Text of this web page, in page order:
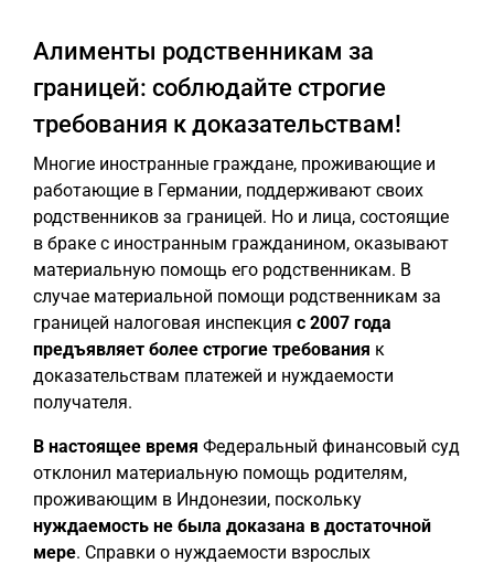
Алименты родственникам за
границей: соблюдайте строгие
требования к доказательствам!
Многие иностранные граждане, проживающие и
работающие в Германии, поддерживают своих
родственников за границей. Но и лица, состоящие
в браке с иностранным гражданином, оказывают
материальную помощь его родственникам. В
случае материальной помощи родственникам за
границей налоговая инспекция с 2007 года
предъявляет более строгие требования к
доказательствам платежей и нуждаемости
получателя.
В настоящее время Федеральный финансовый суд
отклонил материальную помощь родителям,
проживающим в Индонезии, поскольку
нуждаемость не была доказана в достаточной
мере. Справки о нуждаемости взрослых